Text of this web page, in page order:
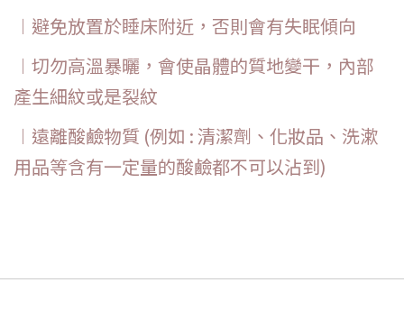
︱避免放置於睡床附近，否則會有失眠傾向
︱切勿高溫暴曬，會使晶體的質地變干，內部
產生細紋或是裂紋
︱遠離酸鹼物質 (例如 : 清潔劑、化妝品、洗漱
用品等含有一定量的酸鹼都不可以沾到)